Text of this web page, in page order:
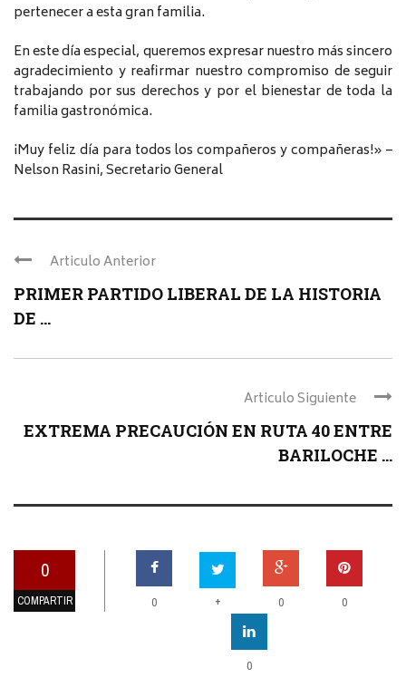
pertenecer a esta gran familia.
En este día especial, queremos expresar nuestro más sincero
agradecimiento y reafirmar nuestro compromiso de seguir
trabajando por sus derechos y por el bienestar de toda la
familia gastronómica.
¡Muy feliz día para todos los compañeros y compañeras!» –
Nelson Rasini, Secretario General
Articulo Anterior
PRIMER PARTIDO LIBERAL DE LA HISTORIA
DE ...
Articulo Siguiente
EXTREMA PRECAUCIÓN EN RUTA 40 ENTRE
BARILOCHE ...
0
COMPARTIR 0 + 0 0
0